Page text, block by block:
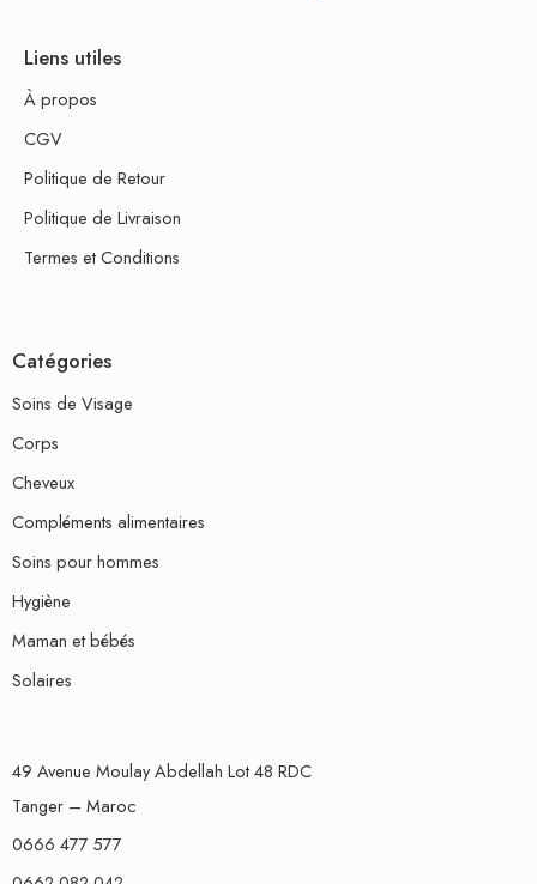
Liens utiles
À propos
CGV
Politique de Retour
Politique de Livraison
Termes et Conditions
Catégories
Soins de Visage
Corps
Cheveux
Compléments alimentaires
Soins pour hommes
Hygiène
Maman et bébés
Solaires
49 Avenue Moulay Abdellah Lot 48 RDC
Tanger – Maroc
0666 477 577